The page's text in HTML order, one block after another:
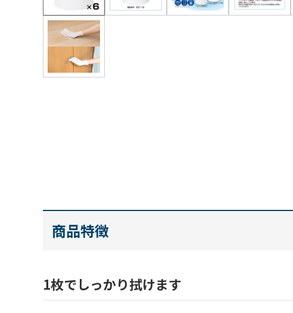
商品特徴
1枚でしっかり拭けます